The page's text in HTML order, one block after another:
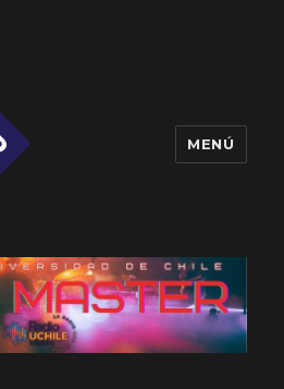
MENÚ